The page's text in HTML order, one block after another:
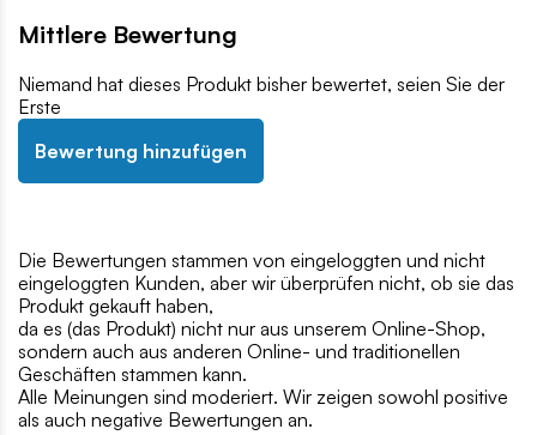
Mittlere Bewertung
Niemand hat dieses Produkt bisher bewertet, seien Sie der
Erste
Bewertung hinzufügen
Die Bewertungen stammen von eingeloggten und nicht
eingeloggten Kunden, aber wir überprüfen nicht, ob sie das
Produkt gekauft haben,
da es (das Produkt) nicht nur aus unserem Online-Shop,
sondern auch aus anderen Online- und traditionellen
Geschäften stammen kann.
Alle Meinungen sind moderiert. Wir zeigen sowohl positive
als auch negative Bewertungen an.